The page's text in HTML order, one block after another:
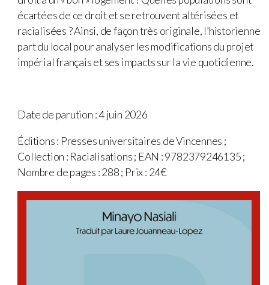
écartées de ce droit et se retrouvent altérisées et
racialisées ? Ainsi, de façon très originale, l’historienne
part du local pour analyser les modifications du projet
impérial français et ses impacts sur la vie quotidienne.
Date de parution : 4 juin 2026
Éditions : Presses universitaires de Vincennes ;
Collection : Racialisations ; EAN : 9782379246135 ;
Nombre de pages : 288 ; Prix : 24€